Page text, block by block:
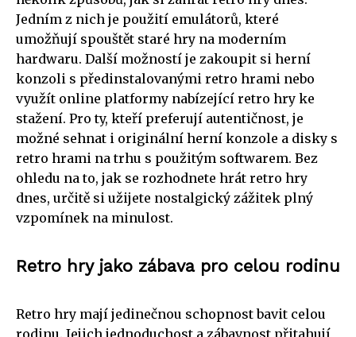
Jedním z nich je použití emulátorů, které
umožňují spouštět staré hry na moderním
hardwaru. Další možností je zakoupit si herní
konzoli s předinstalovanými retro hrami nebo
využít online platformy nabízející retro hry ke
stažení. Pro ty, kteří preferují autentičnost, je
možné sehnat i originální herní konzole a disky s
retro hrami na trhu s použitým softwarem. Bez
ohledu na to, jak se rozhodnete hrát retro hry
dnes, určitě si užijete nostalgický zážitek plný
vzpomínek na minulost.
Retro hry jako zábava pro celou rodinu
Retro hry mají jedinečnou schopnost bavit celou
rodinu. Jejich jednoduchost a zábavnost přitahují